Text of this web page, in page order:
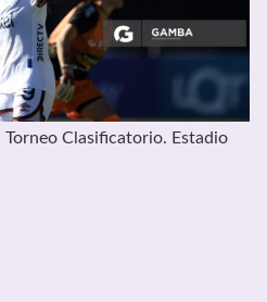
Torneo Clasificatorio. Estadio